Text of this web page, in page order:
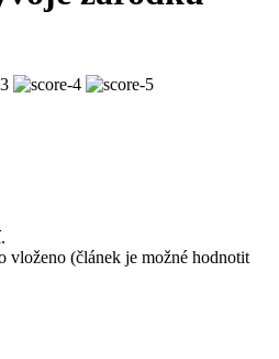
vloženo (článek je možné hodnotit